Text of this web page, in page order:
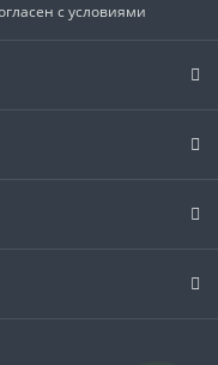
с условиями